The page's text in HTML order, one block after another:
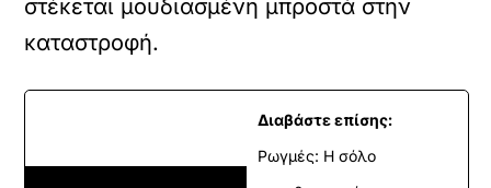
στέκεται μουδιασμένη μπροστά στην
καταστροφή.
Διαβάστε επίσης:
Ρωγμές: Η σόλο